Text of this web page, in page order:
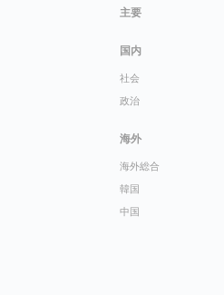
主要
国内
社会
政治
海外
海外総合
韓国
中国